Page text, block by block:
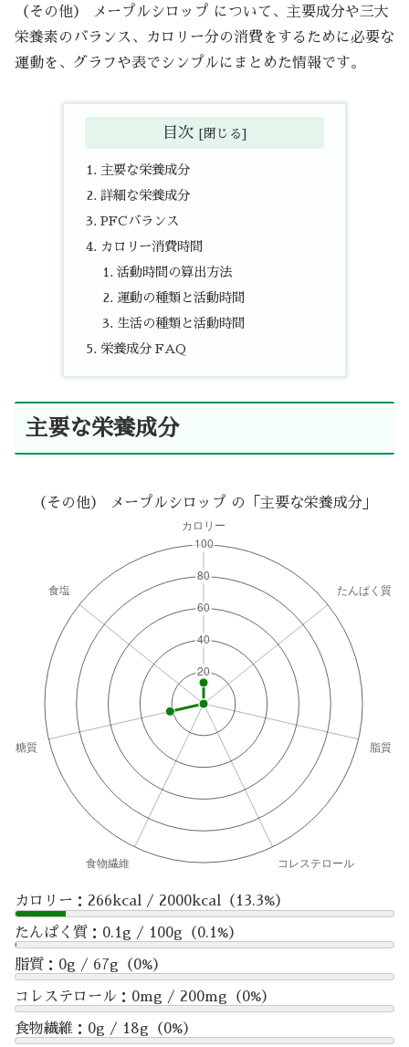
（その他） メープルシロップ について、主要成分や三大
栄養素のバランス、カロリー分の消費をするために必要な
運動を、グラフや表でシンプルにまとめた情報です。
目次
主要な栄養成分
詳細な栄養成分
PFCバランス
カロリー消費時間
活動時間の算出方法
運動の種類と活動時間
生活の種類と活動時間
栄養成分 FAQ
主要な栄養成分
（その他） メープルシロップ の「主要な栄養成分」
カロリー：266kcal / 2000kcal（13.3%）
たんぱく質：0.1g / 100g（0.1%）
脂質：0g / 67g（0%）
コレステロール：0mg / 200mg（0%）
食物繊維：0g / 18g（0%）